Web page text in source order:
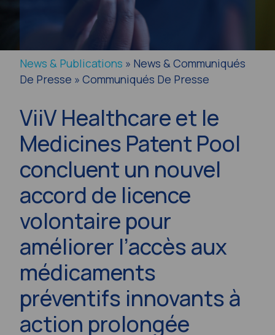
News & Publications » News & Communiqués
De Presse » Communiqués De Presse
ViiV Healthcare et le
Medicines Patent Pool
concluent un nouvel
accord de licence
volontaire pour
améliorer l’accès aux
médicaments
préventifs innovants à
action prolongée